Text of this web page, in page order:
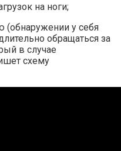
на ноги;
(обнаружении у себя
обращаться за
в случае
схему